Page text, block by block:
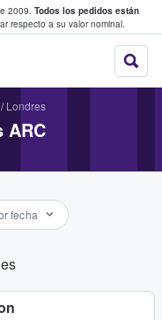
2009. Todos los pedidos están
respecto a su valor nominal.
StubHub:
fans
/ Londres
ARC
fecha